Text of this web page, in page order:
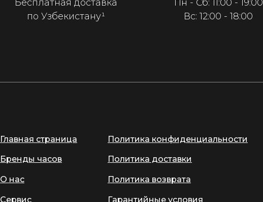
Бесплатная доставка
по Узбекистану¹
Пн - Сб: 11:00 - 19:00
Вс: 12:00 - 18:00
Главная страница
Бренды часов
О нас
Сервис
Политика конфиденциальности
Политика доставки
Политика возврата
Гарантийные условия